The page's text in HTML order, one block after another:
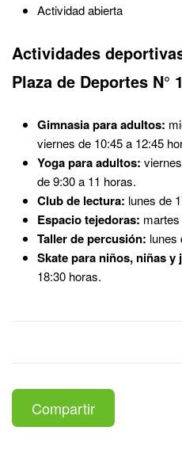
Actividad abierta
Actividades
Plaza de Deportes N° 1
Gimnasia para adultos:
viernes de 10:45 a 12:45
Yoga para adultos:
de 9:30 a 11 horas.
Club de lectura: lunes de
Espacio tejedoras:
Taller de percusión: lunes
Skate para niños, niñas y
18:30 horas.
Compartir